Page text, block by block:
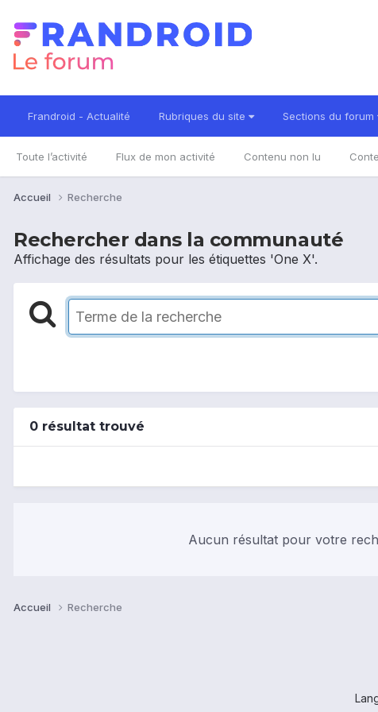
Frandroid - Actualité Rubriques du site Sections du forum
Toute l’activité Flux de mon activité Contenu non lu
Accueil Recherche
Rechercher dans la communauté
Affichage des résultats pour les étiquettes 'One X'.
0 résultat trouvé
Aucun résultat pour votre
Accueil Recherche